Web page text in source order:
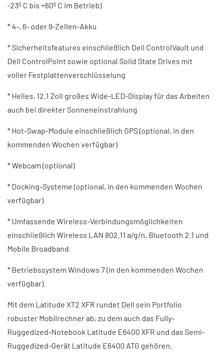
-23º C bis +60º C im Betrieb)
* 4-, 6- oder 9-Zellen-Akku
* Sicherheitsfeatures einschließlich Dell ControlVault und
Dell ControlPoint sowie optional Solid State Drives mit
voller Festplattenverschlüsselung
* Helles, 12,1 Zoll großes Wide-LED-Display für das Arbeiten
auch bei direkter Sonneneinstrahlung
* Hot-Swap-Module einschließlich GPS (optional, in den
kommenden Wochen verfügbar)
* Webcam (optional)
* Docking-Systeme (optional, in den kommenden Wochen
verfügbar)
* Umfassende Wireless-Verbindungsmöglichkeiten
einschließlich Wireless LAN 802.11 a/g/n, Bluetooth 2.1 und
Mobile Broadband
* Betriebssystem Windows 7 (in den kommenden Wochen
verfügbar).
Mit dem Latitude XT2 XFR rundet Dell sein Portfolio
robuster Mobilrechner ab, zu dem auch das Fully-
Ruggedized-Notebook Latitude E6400 XFR und das Semi-
Ruggedized-Gerät Latitude E6400 ATG gehören.